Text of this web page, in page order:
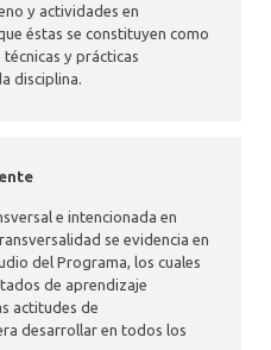
y actividades en
éstas se constituyen como
y prácticas
disciplina.
e intencionada en
se evidencia en
del Programa, los cuales
de aprendizaje
actitudes de
desarrollar en todos los